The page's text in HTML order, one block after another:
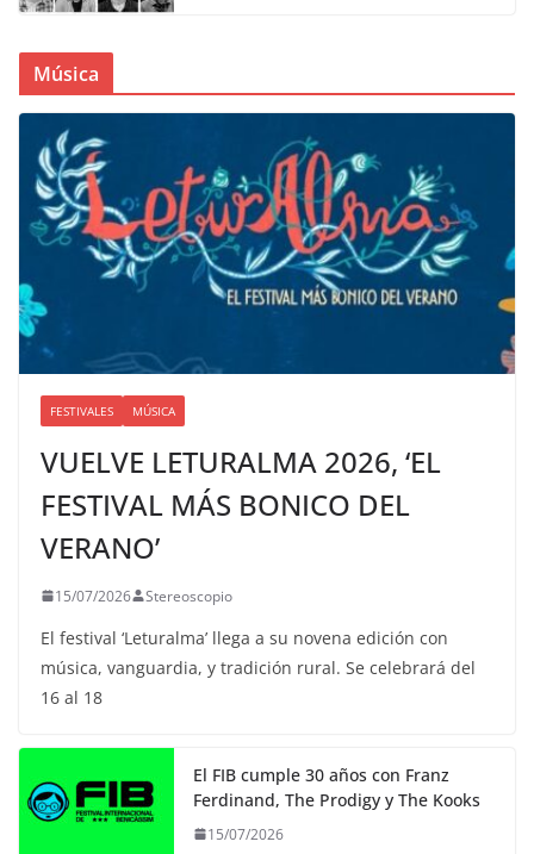
Música
FESTIVALES MÚSICA
VUELVE LETURALMA 2026, ‘EL
FESTIVAL MÁS BONICO DEL
VERANO’
15/07/2026 Stereoscopio
El festival ‘Leturalma’ llega a su novena edición con
música, vanguardia, y tradición rural. Se celebrará del
16 al 18
El FIB cumple 30 años con Franz
Ferdinand, The Prodigy y The Kooks
15/07/2026